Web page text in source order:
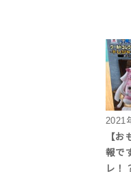
2021
【
報で
レ！